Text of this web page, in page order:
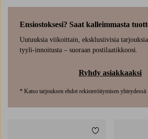
Ensiostoksesi? Saat kalleimmasta
Uutuuksia viikoittain, eksklusiivisia
tyyli-innoitusta – suoraan postilaatikkoosi.
Ryhdy asiakkaaksi
* Katso tarjouksen ehdot rekisteröitymisen yhteydessä
Lisää